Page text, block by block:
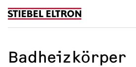
Badheizkörper